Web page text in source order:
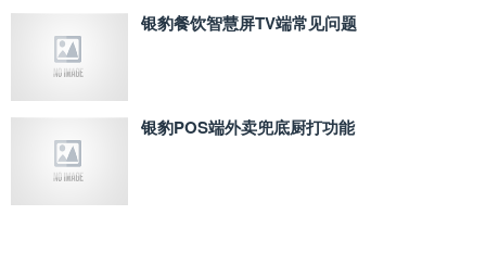
银豹餐饮智慧屏TV端常见问题
银豹POS端外卖兜底厨打功能